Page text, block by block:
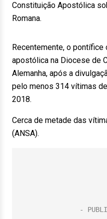
Constituição Apostólica
Romana.
Recentemente, o pontífice
apostólica na Diocese de
Alemanha, após a
pelo menos 314 vítimas
2018.
Cerca de metade das
(ANSA).